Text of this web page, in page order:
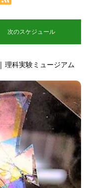
次のスケジュール
| 理科実験ミュージアム